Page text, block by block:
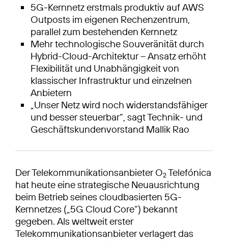
5G-Kernnetz erstmals produktiv auf AWS
Outposts im eigenen Rechenzentrum,
parallel zum bestehenden Kernnetz
Mehr technologische Souveränität durch
Hybrid-Cloud-Architektur – Ansatz erhöht
Flexibilität und Unabhängigkeit von
klassischer Infrastruktur und einzelnen
Anbietern
„Unser Netz wird noch widerstandsfähiger
und besser steuerbar“, sagt Technik- und
Geschäftskundenvorstand Mallik Rao
Der Telekommunikationsanbieter O2Telefónica
hat heute eine strategische Neuausrichtung
beim Betrieb seines cloudbasierten 5G-
Kernnetzes („5G Cloud Core“) bekannt
gegeben. Als weltweit erster
Telekommunikationsanbieter verlagert das